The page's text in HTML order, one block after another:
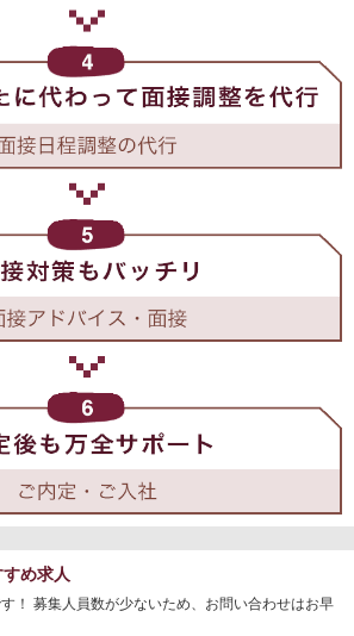
め求人
！ 募集人員数が少ないため、お問い合わせはお早